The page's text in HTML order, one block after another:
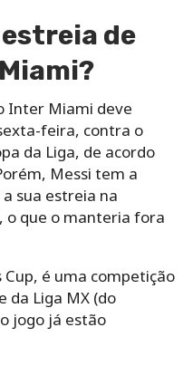
de
Inter Miami deve
feira, contra o
da Liga, de acordo
Messi tem a
sua estreia na
o que o manteria fora
Cup, é uma competição
da Liga MX (do
jogo já estão